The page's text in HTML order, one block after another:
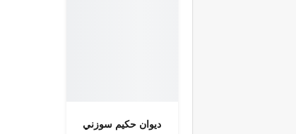
ديوان حكيم سوزني